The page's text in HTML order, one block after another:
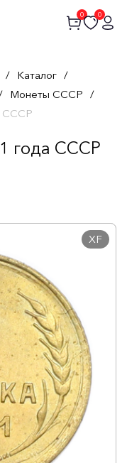
0 0
/ Каталог /
Монеты СССР /
СССР
года СССР
XF